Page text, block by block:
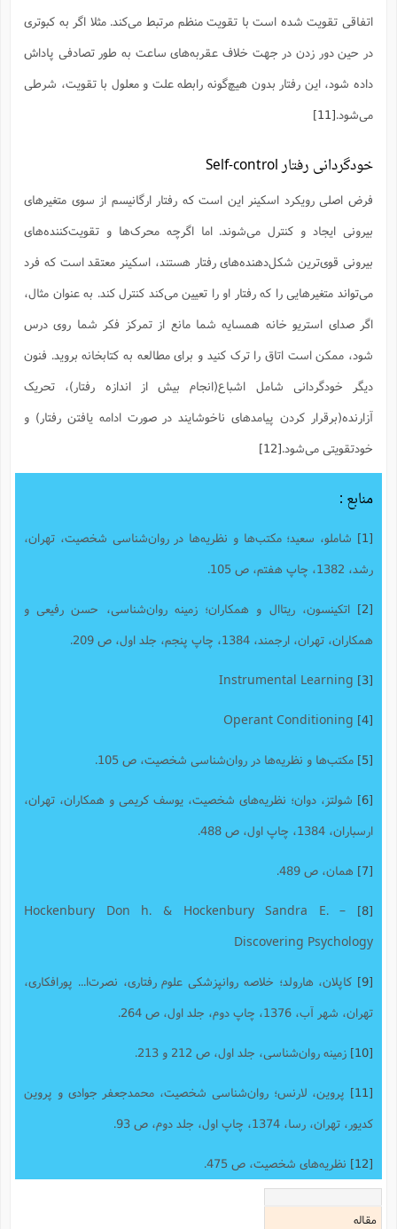
اتفاقی تقویت شده است با تقویت منظم مرتبط می‌کند. مثلا اگر به کبوتری
در حین دور زدن در جهت خلاف عقربه‌های ساعت به طور تصادفی پاداش
داده شود، این رفتار بدون هیچ‌گونه رابطه علت و معلول با تقویت، شرطی
می‌شود.[11]
خودگردانی رفتار Self-control
فرض اصلی رویکرد اسکینر این است که رفتار ارگانیسم از سوی متغیرهای
بیرونی ایجاد و کنترل می‌شوند. اما اگرچه محرک‌ها و تقویت‌کننده‌های
بیرونی قوی‌ترین شکل‌دهنده‌های رفتار هستند، اسکینر معتقد است که فرد
می‌تواند متغیرهایی را که رفتار او را تعیین می‌کند کنترل کند. به عنوان مثال،
اگر صدای استریو خانه همسایه شما مانع از تمرکز فکر شما روی درس
شود، ممکن است اتاق را ترک کنید و برای مطالعه به کتابخانه بروید. فنون
دیگر خودگردانی شامل اشباع(انجام بیش از اندازه رفتار)، تحریک
آزارنده(برقرار کردن پیامدهای ناخوشایند در صورت ادامه یافتن رفتار) و
خودتقویتی می‌شود.[12]
منابع :
شاملو، سعید؛ مکتب‌ها و نظریه‌ها در روان‌شناسی شخصیت، تهران،
رشد، 1382، چاپ هفتم، ص 105.
اتکینسون، ریتاال و همکاران؛ زمینه روان‌شناسی، حسن رفیعی و
همکاران، تهران، ارجمند، 1384، چاپ پنجم، جلد اول، ص 209.
Instrumental Learning
Operant Conditioning
مکتب‌ها و نظریه‌ها در روان‌شناسی شخصیت، ص 105.
شولتز، دوان؛ نظریه‌های شخصیت، یوسف کریمی و همکاران، تهران،
ارسباران، 1384، چاپ اول، ص 488.
همان، ص 489.
Hockenbury Don h. & Hockenbury Sandra E. –
Discovering Psychology
کاپلان، هارولد؛ خلاصه روانپزشکی علوم رفتاری، نصرت‌ا... پورافکاری،
تهران، شهر آب، 1376، چاپ دوم، جلد اول، ص 264.
زمینه روان‌شناسی، جلد اول، ص 212 و 213.
پروین، لارنس؛ روان‌شناسی شخصیت، محمدجعفر جوادی و پروین
کدیور، تهران، رسا، 1374، چاپ اول، جلد دوم، ص 93.
نظریه‌های شخصیت، ص 475.
مقاله